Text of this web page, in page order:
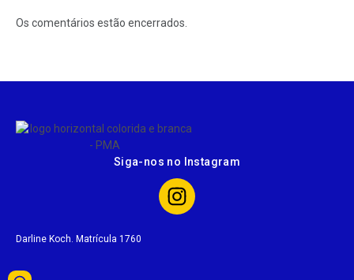
Os comentários estão encerrados.
Siga-nos no Instagram
Darline Koch. Matrícula 1760